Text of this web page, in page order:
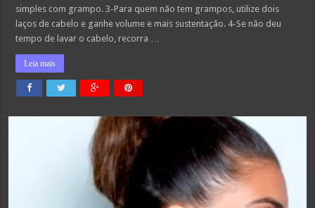
pressa
simples com grampo. 3-Para quem não tem grampos, utilize dois
laços de cabelo e ganhe volume e mais sustentação. 4-Se não deu
tempo de lavar o cabelo, recorra …
Leia mais